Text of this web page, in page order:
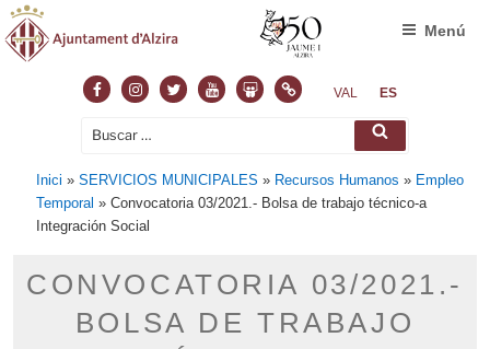
FacebookInstagram
TwitterYoutubeSlideshare
NormasVAL ES
Buscar
Buscar
Menú
Inici »SERVICIOS MUNICIPALES » Recursos Humanos » Empleo
Temporal »Convocatoria 03/2021.- Bolsa de trabajo técnico-a
Integración Social
CONVOCATORIA 03/2021.-
BOLSA DE TRABAJO